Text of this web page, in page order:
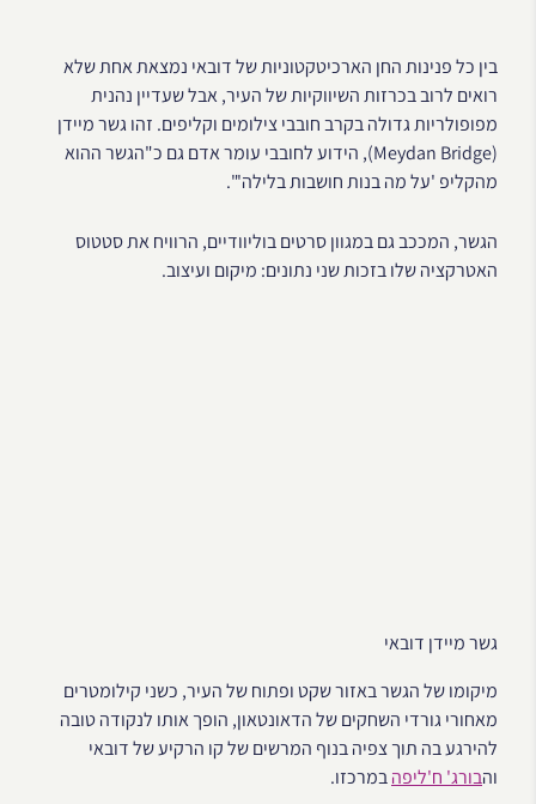
בין כל פנינות החן הארכיטקטוניות של דובאי נמצאת אחת שלא
רואים לרוב בכרזות השיווקיות של העיר, אבל שעדיין נהנית
מפופולריות גדולה בקרב חובבי צילומים וקליפים. זהו גשר מיידן
(Meydan Bridge), הידוע לחובבי עומר אדם גם כ"הגשר ההוא
מהקליפ 'על מה בנות חושבות בלילה'".
הגשר, המככב גם במגוון סרטים בוליוודיים, הרוויח את סטטוס
האטרקציה שלו בזכות שני נתונים: מיקום ועיצוב.
גשר מיידן דובאי
מיקומו של הגשר באזור שקט ופתוח של העיר, כשני קילומטרים
מאחורי גורדי השחקים של הדאונטאון, הופך אותו לנקודה טובה
להירגע בה תוך צפיה בנוף המרשים של קו הרקיע של דובאי
והבורג' ח'ליפהבמרכזו.